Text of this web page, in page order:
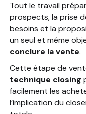
Tout le travail
prospects, la prise
besoins et la
un seul et même
conclure la vente.
Cette étape de
technique closing
facilement les
l’implication du